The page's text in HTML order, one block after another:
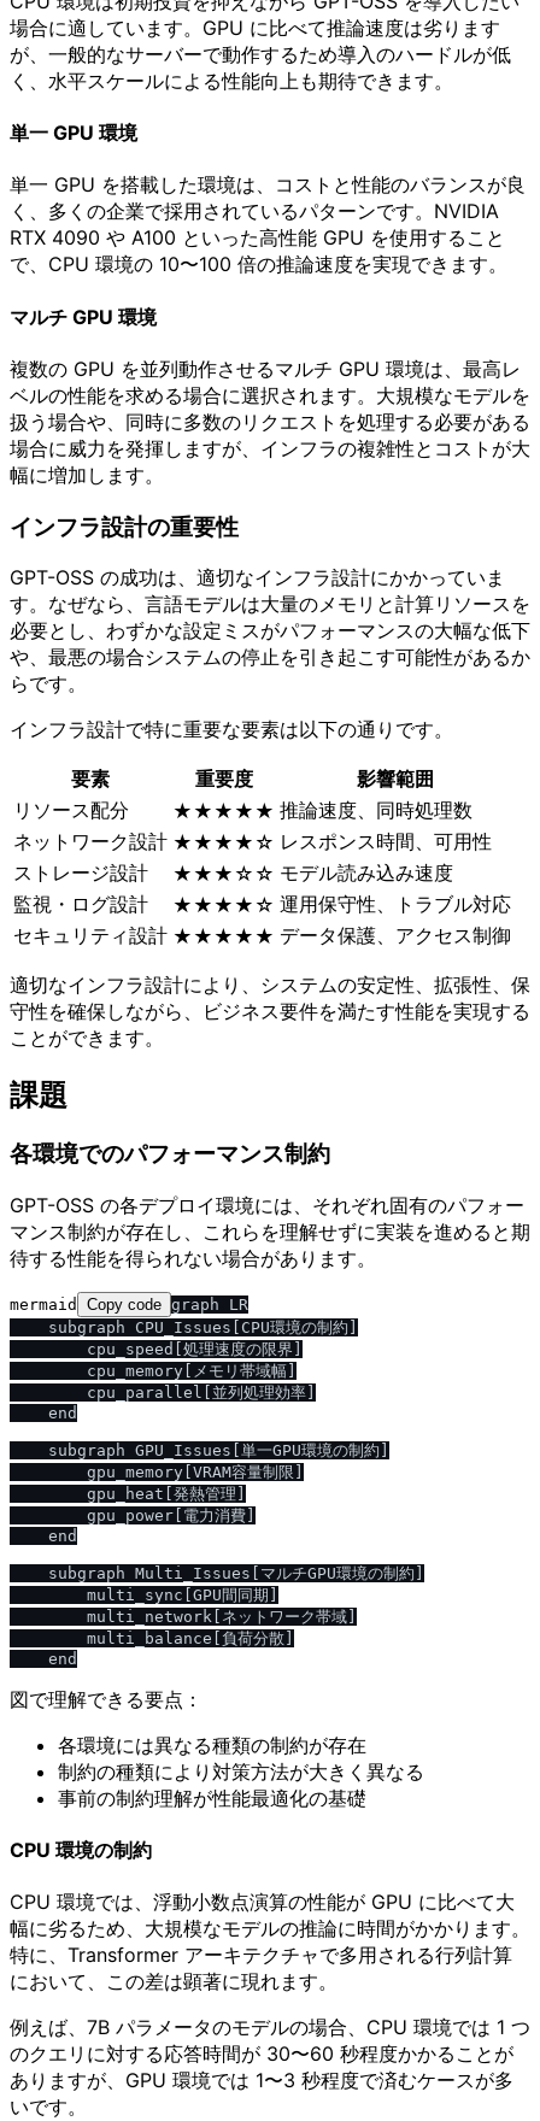
場合に適しています。GPU に比べて推論速度は劣ります
が、一般的なサーバーで動作するため導入のハードルが低
く、水平スケールによる性能向上も期待できます。
単一 GPU 環境
単一 GPU を搭載した環境は、コストと性能のバランスが良
く、多くの企業で採用されているパターンです。NVIDIA
RTX 4090 や A100 といった高性能 GPU を使用すること
で、CPU 環境の 10〜100 倍の推論速度を実現できます。
マルチ GPU 環境
複数の GPU を並列動作させるマルチ GPU 環境は、最高レ
ベルの性能を求める場合に選択されます。大規模なモデルを
扱う場合や、同時に多数のリクエストを処理する必要がある
場合に威力を発揮しますが、インフラの複雑性とコストが大
幅に増加します。
インフラ設計の重要性
GPT-OSS の成功は、適切なインフラ設計にかかっていま
す。なぜなら、言語モデルは大量のメモリと計算リソースを
必要とし、わずかな設定ミスがパフォーマンスの大幅な低下
や、最悪の場合システムの停止を引き起こす可能性があるか
らです。
インフラ設計で特に重要な要素は以下の通りです。
要素 重要度
影響範囲
リソース配分
★★★★★ 推論速度、同時処理数
ネットワーク設計 ★★★★☆ レスポンス時間、可用性
ストレージ設計
★★★☆☆ モデル読み込み速度
監視・ログ設計
★★★★☆ 運用保守性、トラブル対応
セキュリティ設計 ★★★★★ データ保護、アクセス制御
適切なインフラ設計により、システムの安定性、拡張性、保
守性を確保しながら、ビジネス要件を満たす性能を実現する
ことができます。
課題
各環境でのパフォーマンス制約
GPT-OSS の各デプロイ環境には、それぞれ固有のパフォー
マンス制約が存在し、これらを理解せずに実装を進めると期
待する性能を得られない場合があります。
mermaid Copy code graph LR
    subgraph CPU_Issues[CPU環境の制約]
        cpu_speed[処理速度の限界]
        cpu_memory[メモリ帯域幅]
        cpu_parallel[並列処理効率]
    end
    subgraph GPU_Issues[単一GPU環境の制約]
        gpu_memory[VRAM容量制限]
        gpu_heat[発熱管理]
        gpu_power[電力消費]
    end
    subgraph Multi_Issues[マルチGPU環境の制約]
        multi_sync[GPU間同期]
        multi_network[ネットワーク帯域]
        multi_balance[負荷分散]
図で理解できる要点：
各環境には異なる種類の制約が存在
制約の種類により対策方法が大きく異なる
事前の制約理解が性能最適化の基礎
CPU 環境の制約
CPU 環境では、浮動小数点演算の性能が GPU に比べて大
幅に劣るため、大規模なモデルの推論に時間がかかります。
特に、Transformer アーキテクチャで多用される行列計算
において、この差は顕著に現れます。
例えば、7B パラメータのモデルの場合、CPU 環境では 1 つ
のクエリに対する応答時間が 30〜60 秒程度かかることが
ありますが、GPU 環境では 1〜3 秒程度で済むケースが多
いです。